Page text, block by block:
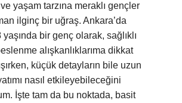
yaşam tarzına meraklı gençler
ilginç bir uğraş. Ankara’da
bir genç olarak, sağlıklı
alışkanlıklarıma dikkat
küçük detayların bile uzun
nasıl etkileyebileceğini
İşte tam da bu noktada, basit